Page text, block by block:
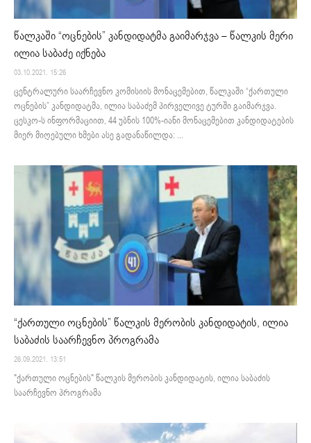
წალკაში “ოცნების” კანდიდატმა გაიმარჯვა – წალკის მერი
ილია საბაძე იქნება
03.10.2021. 15:26
ცენტრალური საარჩევნო კომისიის მონაცემებით, წალკაში “ქართული
ოცნების” კანდიდატმა, ილია საბაძემ პირველივე ტურში გაიმარჯვა.
ცესკო-ს ინფორმაციით, 44 უბნის 100%-იანი მონაცემებით კანდიდატების
მიერ მიღებული ხმები ასე გადანაწილდა: ...
“ქართული ოცნების” წალკის მერობის კანდიდატის, ილია
საბაძის საარჩევნო პროგრამა
26.09.2021. 13:51
"ქართული ოცნების" წალკის მერობის კანდიდატის, ილია საბაძის
საარჩევნო პროგრამა